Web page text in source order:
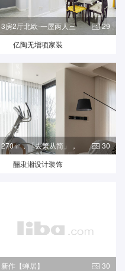
3房2厅北欧-一屋两人三
餐四季
29
亿陶无增项家装
270㎡，「去繁从简」，
解锁高
30
酾隶湘设计装饰
新作【蝉居】
30